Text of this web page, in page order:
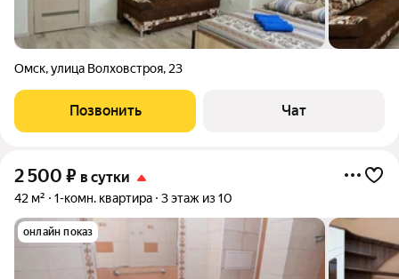
Омск,улица Волховстроя, 23
Позвонить Чат
2 500 ₽ в сутки
42 м² 1-комн. квартира 3 этаж из 10
онлайн показ